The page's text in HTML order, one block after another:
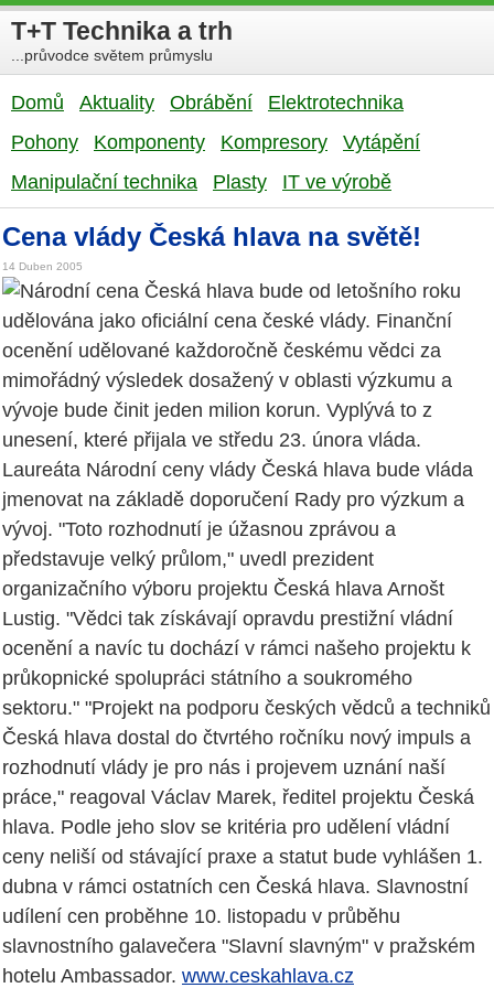
T+T Technika a trh
...průvodce světem průmyslu
Domů Aktuality Obrábění
Elektrotechnika
Pohony
Komponenty Kompresory
Vytápění
Manipulační technika
Plasty IT ve výrobě
Cena vlády Česká hlava na světě!
14 Duben 2005
Národní cena Česká hlava bude od letošního roku
udělována jako oficiální cena české vlády. Finanční
ocenění udělované každoročně českému vědci za
mimořádný výsledek dosažený v oblasti výzkumu a
vývoje bude činit jeden milion korun. Vyplývá to z
unesení, které přijala ve středu 23. února vláda.
Laureáta Národní ceny vlády Česká hlava bude vláda
jmenovat na základě doporučení Rady pro výzkum a
vývoj. "Toto rozhodnutí je úžasnou zprávou a
představuje velký průlom," uvedl prezident
organizačního výboru projektu Česká hlava Arnošt
Lustig. "Vědci tak získávají opravdu prestižní vládní
ocenění a navíc tu dochází v rámci našeho projektu k
průkopnické spolupráci státního a soukromého
sektoru." "Projekt na podporu českých vědců a techniků
Česká hlava dostal do čtvrtého ročníku nový impuls a
rozhodnutí vlády je pro nás i projevem uznání naší
práce," reagoval Václav Marek, ředitel projektu Česká
hlava. Podle jeho slov se kritéria pro udělení vládní
ceny neliší od stávající praxe a statut bude vyhlášen 1.
dubna v rámci ostatních cen Česká hlava. Slavnostní
udílení cen proběhne 10. listopadu v průběhu
slavnostního galavečera "Slavní slavným" v pražském
hotelu Ambassador. www.ceskahlava.cz